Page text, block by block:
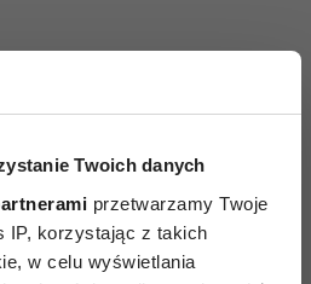
Twoich danych
przetwarzamy Twoje
IP, korzystając z takich
w celu wyświetlania